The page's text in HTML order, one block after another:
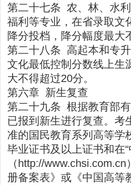
第二十七条 农、林、水
福利等专业，在省录取文
降分投档，降分幅度最大
第二十八条 高起本和专
文化最低控制分数线上生
大不得超过20分。
第六章 新生复查
第二十九条 根据教育部
已报到新生进行复查。考
准的国民教育系列高等学
毕业证书及以上证书和在
（http://www.chsi.com.cn
册备案表》或《中国高等